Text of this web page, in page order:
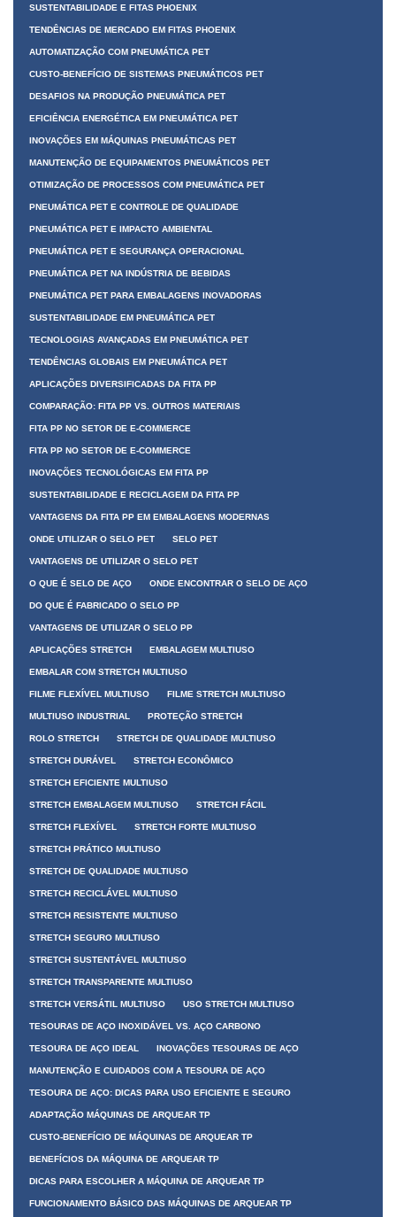
SUSTENTABILIDADE E FITAS PHOENIX
TENDÊNCIAS DE MERCADO EM FITAS PHOENIX
AUTOMATIZAÇÃO COM PNEUMÁTICA PET
CUSTO-BENEFÍCIO DE SISTEMAS PNEUMÁTICOS PET
DESAFIOS NA PRODUÇÃO PNEUMÁTICA PET
EFICIÊNCIA ENERGÉTICA EM PNEUMÁTICA PET
INOVAÇÕES EM MÁQUINAS PNEUMÁTICAS PET
MANUTENÇÃO DE EQUIPAMENTOS PNEUMÁTICOS PET
OTIMIZAÇÃO DE PROCESSOS COM PNEUMÁTICA PET
PNEUMÁTICA PET E CONTROLE DE QUALIDADE
PNEUMÁTICA PET E IMPACTO AMBIENTAL
PNEUMÁTICA PET E SEGURANÇA OPERACIONAL
PNEUMÁTICA PET NA INDÚSTRIA DE BEBIDAS
PNEUMÁTICA PET PARA EMBALAGENS INOVADORAS
SUSTENTABILIDADE EM PNEUMÁTICA PET
TECNOLOGIAS AVANÇADAS EM PNEUMÁTICA PET
TENDÊNCIAS GLOBAIS EM PNEUMÁTICA PET
APLICAÇÕES DIVERSIFICADAS DA FITA PP
COMPARAÇÃO: FITA PP VS. OUTROS MATERIAIS
FITA PP NO SETOR DE E-COMMERCE
FITA PP NO SETOR DE E-COMMERCE
INOVAÇÕES TECNOLÓGICAS EM FITA PP
SUSTENTABILIDADE E RECICLAGEM DA FITA PP
VANTAGENS DA FITA PP EM EMBALAGENS MODERNAS
ONDE UTILIZAR O SELO PET SELO PET
VANTAGENS DE UTILIZAR O SELO PET
O QUE É SELO DE AÇO ONDE ENCONTRAR O SELO DE AÇO
DO QUE É FABRICADO O SELO PP
VANTAGENS DE UTILIZAR O SELO PP
APLICAÇÕES STRETCH EMBALAGEM MULTIUSO
EMBALAR COM STRETCH MULTIUSO
FILME FLEXÍVEL MULTIUSO FILME STRETCH MULTIUSO
MULTIUSO INDUSTRIAL PROTEÇÃO STRETCH
ROLO STRETCH STRETCH DE QUALIDADE MULTIUSO
STRETCH DURÁVEL STRETCH ECONÔMICO
STRETCH EFICIENTE MULTIUSO
STRETCH EMBALAGEM MULTIUSO STRETCH FÁCIL
STRETCH FLEXÍVEL STRETCH FORTE MULTIUSO
STRETCH PRÁTICO MULTIUSO
STRETCH DE QUALIDADE MULTIUSO
STRETCH RECICLÁVEL MULTIUSO
STRETCH RESISTENTE MULTIUSO
STRETCH SEGURO MULTIUSO
STRETCH SUSTENTÁVEL MULTIUSO
STRETCH TRANSPARENTE MULTIUSO
STRETCH VERSÁTIL MULTIUSO USO STRETCH MULTIUSO
TESOURAS DE AÇO INOXIDÁVEL VS. AÇO CARBONO
TESOURA DE AÇO IDEAL INOVAÇÕES TESOURAS DE AÇO
MANUTENÇÃO E CUIDADOS COM A TESOURA DE AÇO
TESOURA DE AÇO: DICAS PARA USO EFICIENTE E SEGURO
ADAPTAÇÃO MÁQUINAS DE ARQUEAR TP
CUSTO-BENEFÍCIO DE MÁQUINAS DE ARQUEAR TP
BENEFÍCIOS DA MÁQUINA DE ARQUEAR TP
DICAS PARA ESCOLHER A MÁQUINA DE ARQUEAR TP
FUNCIONAMENTO BÁSICO DAS MÁQUINAS DE ARQUEAR TP